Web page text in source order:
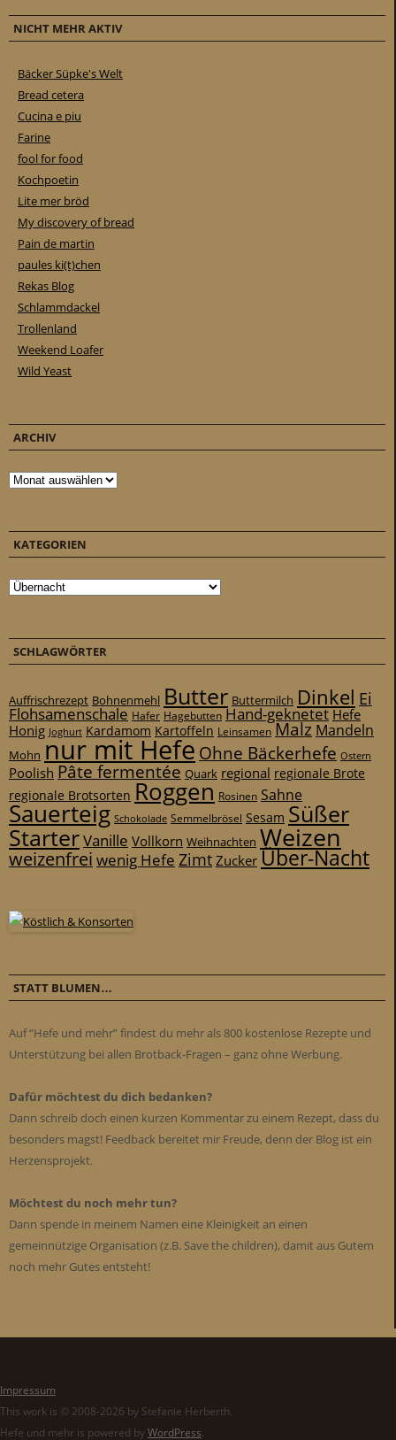
NICHT MEHR AKTIV
Bäcker Süpke's Welt
Bread cetera
Cucina e piu
Farine
fool for food
Kochpoetin
Lite mer bröd
My discovery of bread
Pain de martin
paules ki(t)chen
Rekas Blog
Schlammdackel
Trollenland
Weekend Loafer
Wild Yeast
ARCHIV
Archiv
KATEGORIEN
Kategorien
SCHLAGWÖRTER
Auffrischrezept Bohnenmehl Butter Buttermilch Dinkel Ei
Flohsamenschale Hafer Hagebutten Hand-geknetet Hefe
Honig Joghurt Kardamom Kartoffeln Leinsamen Malz Mandeln
Mohn nur mit Hefe Ohne Bäckerhefe Ostern
Poolish Pâte fermentée Quark regional regionale Brote
regionale Brotsorten Roggen Rosinen Sahne
Sauerteig Schokolade Semmelbrösel Sesam Süßer
StarterVanille Vollkorn Weihnachten Weizen
weizenfrei wenig Hefe ZimtZuckerÜber-Nacht
STATT BLUMEN…
Auf “Hefe und mehr” findest du mehr als 800 kostenlose Rezepte und
Unterstützung bei allen Brotback-Fragen – ganz ohne Werbung.
Dafür möchtest du dich bedanken?
Dann schreib doch einen kurzen Kommentar zu einem Rezept, dass du
besonders magst! Feedback bereitet mir Freude, denn der Blog ist ein
Herzensprojekt.
Möchtest du noch mehr tun?
Dann spende in meinem Namen eine Kleinigkeit an einen
gemeinnützige Organisation (z.B. Save the children), damit aus Gutem
noch mehr Gutes entsteht!
Impressum
This work is © 2008-2026 by Stefanie Herberth.
Hefe und mehr is powered byWordPress.